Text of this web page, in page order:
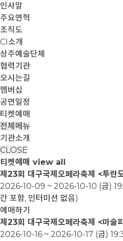
인사말
주요연혁
조직도
CI소개
상주예술단체
협력기관
오시는길
멤버십
공연일정
티켓예매
전체메뉴
기관소개
CLOSE
티켓예매 view all
제23회 대구국제오페라축제 <투란
2026-10-09 ~ 2026-10-10 (금)
간 포함, 인터미션 없음)
예매하기
제23회 대구국제오페라축제 <마술
2026-10-16 ~ 2026-10-17 (금)